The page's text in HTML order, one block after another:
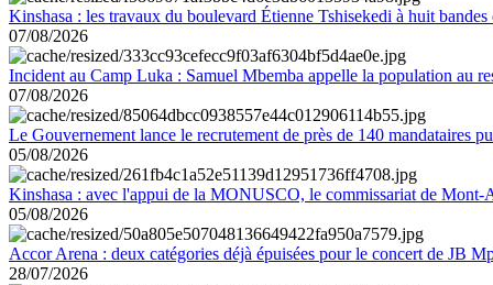
Kinshasa : les travaux du boulevard Étienne Tshisekedi à huit
07/08/2026
Incident au Camp Luka : Samuel Mbemba appelle la population au
07/08/2026
Le Gouvernement lance le recrutement de près de 140 mandataires
05/08/2026
Kinshasa : avec l'appui de la MONUSCO, le commissariat de Mont-
05/08/2026
Accor Arena : deux catégories déjà épuisées pour le concert de JB
28/07/2026